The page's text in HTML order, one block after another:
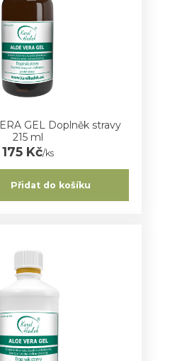
GEL Doplněk stravy
215 ml
175 Kč/ks
Přidat do košíku